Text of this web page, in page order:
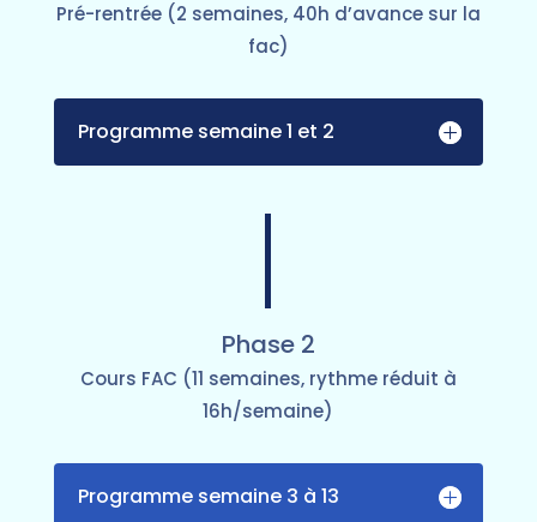
Pré-rentrée (2 semaines, 40h d’avance sur la
fac)
Programme semaine 1 et 2
Phase 2
Cours FAC (11 semaines, rythme réduit à
16h/semaine)
Programme semaine 3 à 13